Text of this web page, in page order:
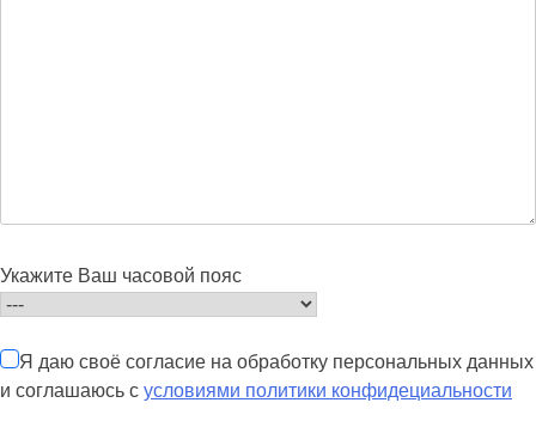
Укажите Ваш часовой пояс
Я даю своё согласие на обработку персональных данных
и соглашаюсь с условиями политики конфидециальности